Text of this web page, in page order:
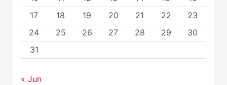
17
18 19 20 21 22
23
24
25 26 27 28 29
30
31
« Jun